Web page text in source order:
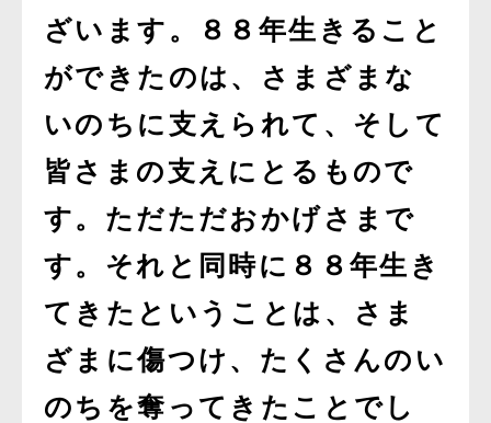
ざいます。８８年生きること
ができたのは、さまざまな
いのちに支えられて、そして
皆さまの支えにとるもので
す。ただただおかげさまで
す。それと同時に８８年生き
てきたということは、さま
ざまに傷つけ、たくさんのい
のちを奪ってきたことでし